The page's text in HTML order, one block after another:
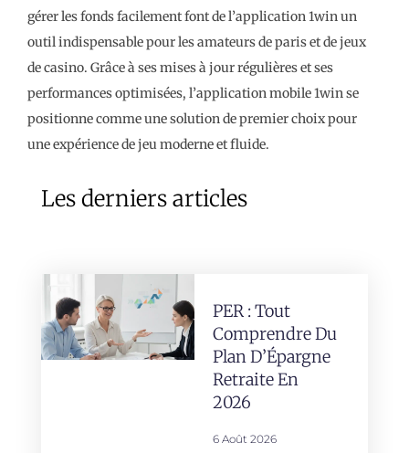
gérer les fonds facilement font de l’application 1win un
outil indispensable pour les amateurs de paris et de jeux
de casino. Grâce à ses mises à jour régulières et ses
performances optimisées, l’application mobile 1win se
positionne comme une solution de premier choix pour
une expérience de jeu moderne et fluide.
Les derniers articles
PER : Tout
Comprendre Du
Plan D’Épargne
Retraite En
2026
6 Août 2026